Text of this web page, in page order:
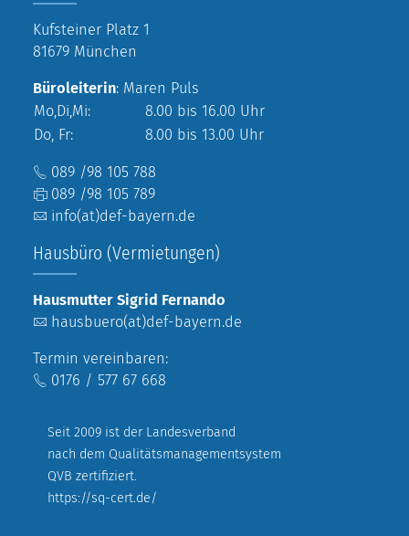
Kufsteiner Platz 1
81679 München
Büroleiterin: Maren Puls
Mo,Di,Mi:
8.00 bis 16.00 Uhr
Do, Fr:
8.00 bis 13.00 Uhr
089 /98 105 788
089 /98 105 789
info(at)def-bayern.de
Hausbüro (Vermietungen)
Hausmutter Sigrid Fernando
hausbuero(at)def-bayern.de
Termin vereinbaren:
0176 / 577 67 668
Seit 2009 ist der Landesverband
nach dem Qualitätsmanagementsystem
QVB zertifiziert.
https://sq-cert.de/